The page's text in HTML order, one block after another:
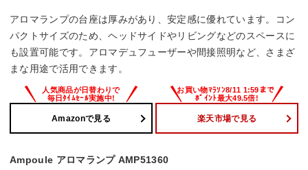
アロマランプの台座は厚みがあり、安定感に優れています。コン
パクトサイズのため、ヘッドサイドやリビングなどのスペースに
も設置可能です。アロマデュフューザーや間接照明など、さまざ
まな用途で活用できます。
Amazonで見る 楽天市場で見る
Ampoule アロマランプ AMP51360